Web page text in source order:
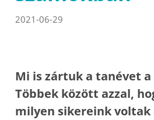
2021-06-29
Mi is zártuk a tanévet
Többek között azzal,
milyen sikereink voltak